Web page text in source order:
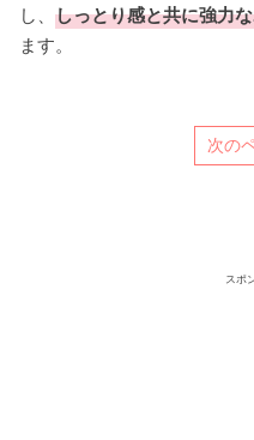
し、しっとり感と共に強力
ます。
次の
スポ